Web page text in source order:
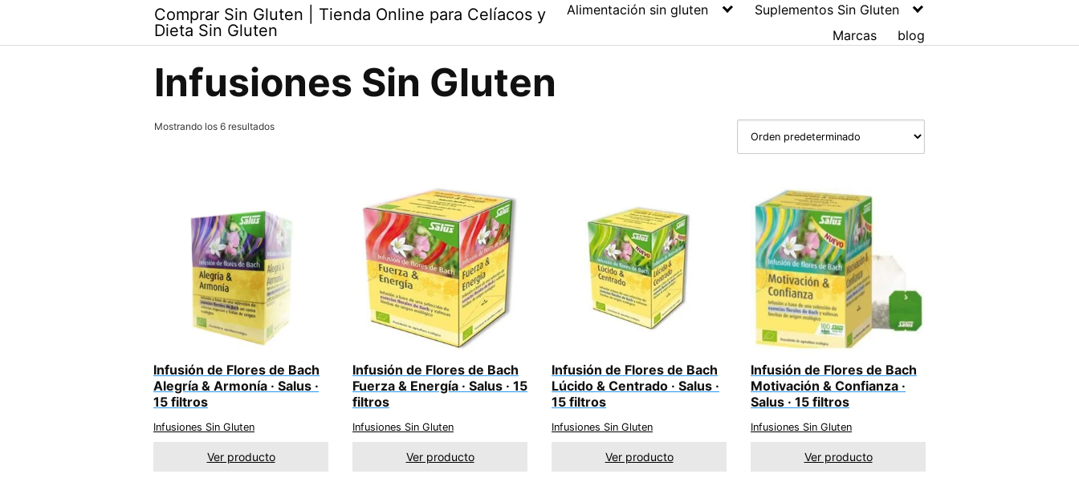
content
Comprar Sin Gluten | Tienda Online para Celíacos y
Dieta Sin Gluten
Alimentación sin gluten
Suplementos Sin Gluten
Marcas
blog
Infusiones Sin Gluten
Mostrando los 6 resultados
Infusión de Flores de Bach
Alegría & Armonía · Salus ·
15 filtros
Infusiones Sin Gluten
Ver producto
Infusión de Flores de Bach
Fuerza & Energía · Salus · 15
filtros
Infusiones Sin Gluten
Ver producto
Infusión de Flores de Bach
Lúcido & Centrado · Salus ·
15 filtros
Infusiones Sin Gluten
Ver producto
Infusión de Flores de Bach
Motivación & Confianza ·
Salus · 15 filtros
Infusiones Sin Gluten
Ver producto